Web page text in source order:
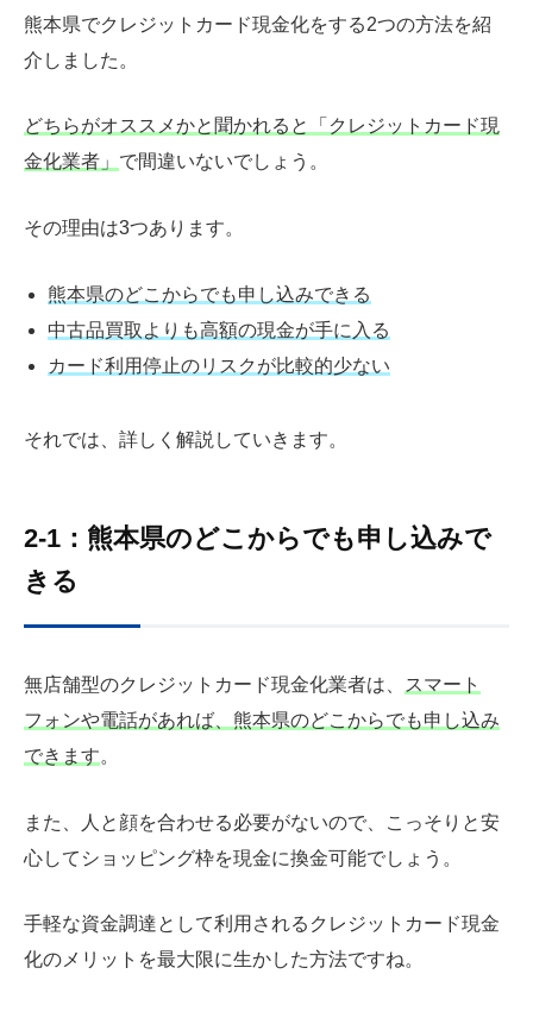
熊本県でクレジットカード現金化をする2つの方法を紹
介しました。
どちらがオススメかと聞かれると「クレジットカード現
金化業者」 で間違いないでしょう。
その理由は3つあります。
熊本県のどこからでも申し込みできる
中古品買取よりも高額の現金が手に入る
カード利用停止のリスクが比較的少ない
それでは、詳しく解説していきます。
2-1：熊本県のどこからでも申し込みで
きる
無店舗型のクレジットカード現金化業者は、
スマート
フォンや電話があれば、熊本県のどこからでも申し込み
できます。
また、人と顔を合わせる必要がないので、こっそりと安
心してショッピング枠を現金に換金可能でしょう。
手軽な資金調達として利用されるクレジットカード現金
化のメリットを最大限に生かした方法ですね。